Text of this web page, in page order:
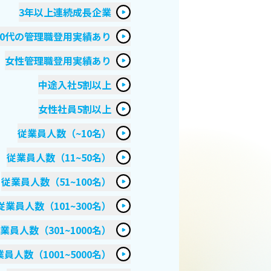
3年以上連続成長企業
代の管理職登用実績あり
女性管理職登用実績あり
中途入社5割以上
女性社員5割以上
従業員人数（~10名）
従業員人数（11~50名）
従業員人数（51~100名）
業員人数（101~300名）
員人数（301~1000名）
員人数（1001~5000名）